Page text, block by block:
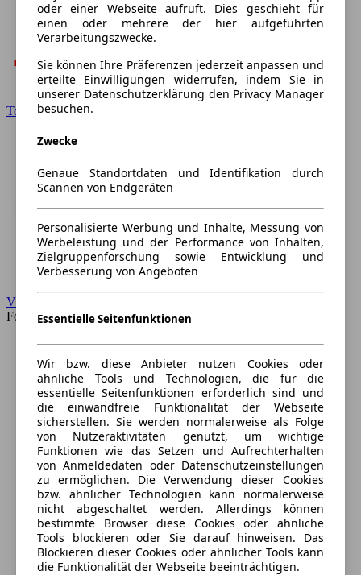
Toyota
VW
Forum
oder einer Webseite aufruft. Dies geschieht für
einen oder mehrere der hier aufgeführten
Verarbeitungszwecke.
Sie können Ihre Präferenzen jederzeit anpassen und
erteilte Einwilligungen widerrufen, indem Sie in
unserer Datenschutzerklärung den Privacy Manager
besuchen.
Zwecke
Genaue Standortdaten und Identifikation durch
Scannen von Endgeräten
Personalisierte Werbung und Inhalte, Messung von
Werbeleistung und der Performance von Inhalten,
Zielgruppenforschung sowie Entwicklung und
Verbesserung von Angeboten
Essentielle Seitenfunktionen
Wir bzw. diese Anbieter nutzen Cookies oder
ähnliche Tools und Technologien, die für die
essentielle Seitenfunktionen erforderlich sind und
die einwandfreie Funktionalität der Webseite
sicherstellen. Sie werden normalerweise als Folge
von Nutzeraktivitäten genutzt, um wichtige
Funktionen wie das Setzen und Aufrechterhalten
von Anmeldedaten oder Datenschutzeinstellungen
zu ermöglichen. Die Verwendung dieser Cookies
bzw. ähnlicher Technologien kann normalerweise
nicht abgeschaltet werden. Allerdings können
bestimmte Browser diese Cookies oder ähnliche
Tools blockieren oder Sie darauf hinweisen. Das
Blockieren dieser Cookies oder ähnlicher Tools kann
die Funktionalität der Webseite beeinträchtigen.